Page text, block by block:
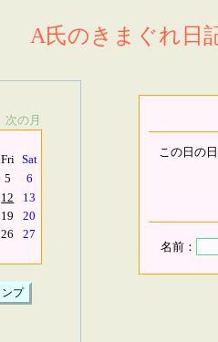
A氏のきまぐれ日
次の月
Fri Sat
5
6
12
13
19
20
26
27
この日の
名前：